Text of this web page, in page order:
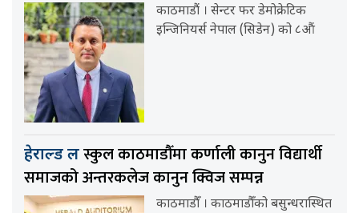
काठमाडौं । सेन्टर फर डेमोक्रेटिक
इन्जिनियर्स नेपाल (सिडेन) को ८औं
हेराल्ड लस्कुल काठमाडौँमा कर्णाली कानुन विद्यार्थी
समाजको अन्तरकलेज कानुन क्विज सम्पन्न
काठमाडौँ । काठमाडौँको बसुन्धरास्थित